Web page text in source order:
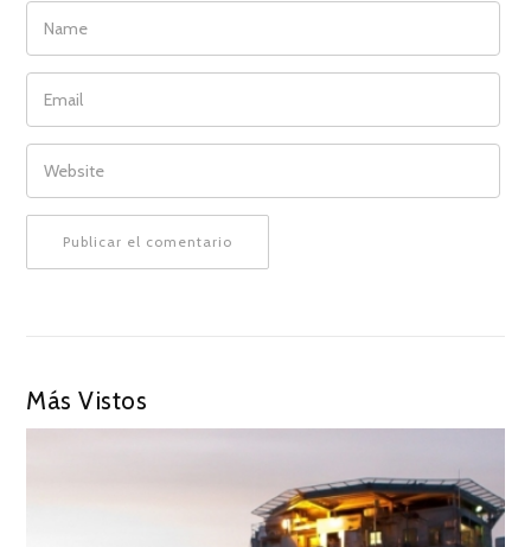
NAME
EMAIL
WEBSITE
Más Vistos